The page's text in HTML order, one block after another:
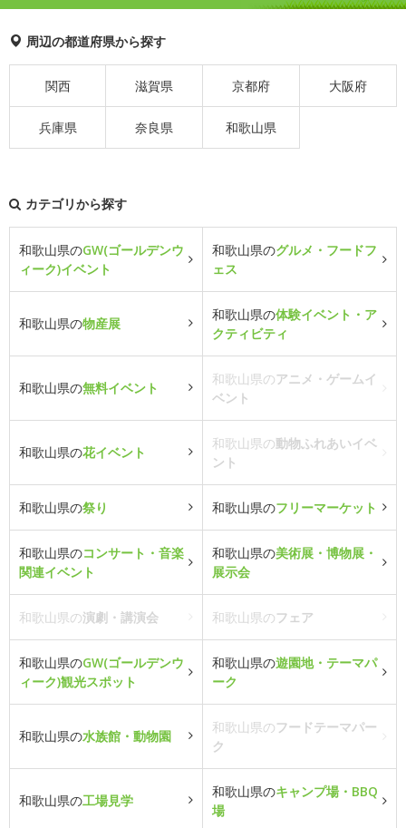
周辺の都道府県から探す
関西 滋賀県 京都府 大阪府
兵庫県 奈良県 和歌山県
カテゴリから探す
和歌山県のGW(ゴールデンウ
ィーク)イベント
和歌山県のグルメ・フードフ
ェス
和歌山県の物産展
和歌山県の体験イベント・ア
クティビティ
和歌山県の無料イベント
和歌山県のアニメ・ゲームイ
ベント
和歌山県の花イベント
和歌山県の動物ふれあいイベ
ント
和歌山県の祭り 和歌山県のフリーマーケット
和歌山県のコンサート・音楽
関連イベント
和歌山県の美術展・博物展・
展示会
和歌山県の演劇・講演会 和歌山県のフェア
和歌山県のGW(ゴールデンウ
ィーク)観光スポット
和歌山県の遊園地・テーマパ
ーク
和歌山県の水族館・動物園
和歌山県のフードテーマパー
ク
和歌山県の工場見学
和歌山県のキャンプ場・BBQ
場